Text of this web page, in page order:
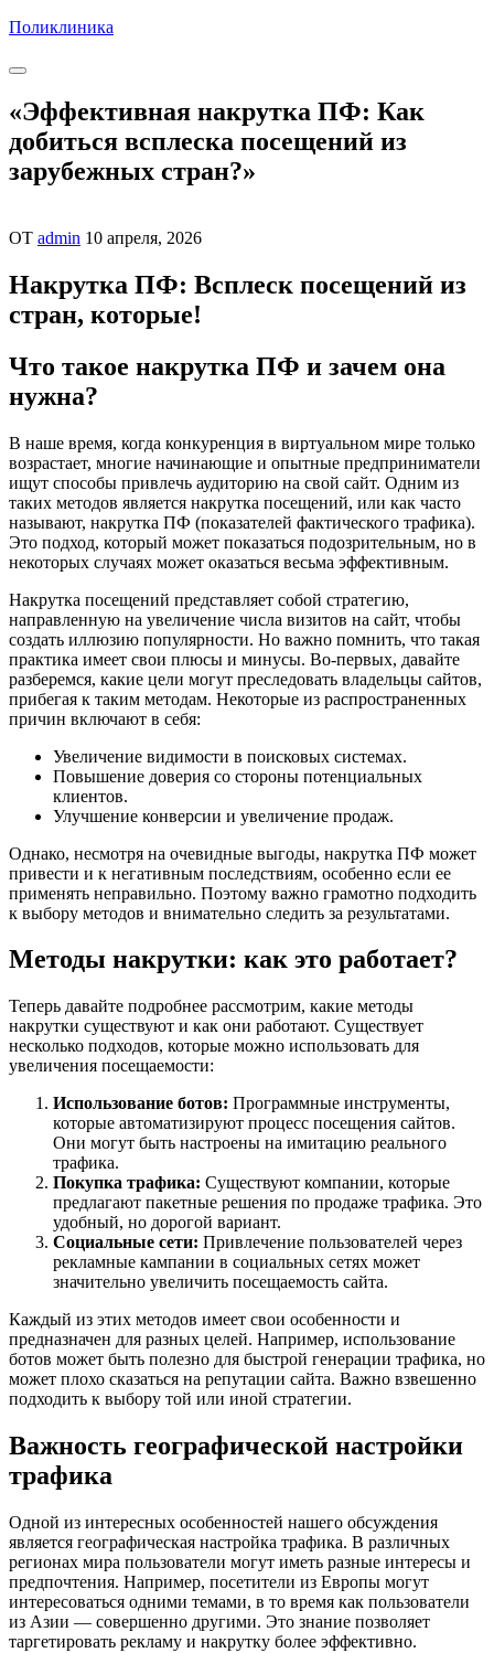
Перейти
содержимому
Поликлиника
«Эффективная накрутка ПФ: Как
добиться всплеска посещений из
зарубежных стран?»
ОТ admin 10 апреля, 2026
Накрутка ПФ: Всплеск посещений из
стран, которые!
Что такое накрутка ПФ и зачем она
нужна?
В наше время, когда конкуренция в виртуальном мире только
возрастает, многие начинающие и опытные предприниматели
ищут способы привлечь аудиторию на свой сайт. Одним из
таких методов является накрутка посещений, или как часто
называют, накрутка ПФ (показателей фактического трафика).
Это подход, который может показаться подозрительным, но в
некоторых случаях может оказаться весьма эффективным.
Накрутка посещений представляет собой стратегию,
направленную на увеличение числа визитов на сайт, чтобы
создать иллюзию популярности. Но важно помнить, что такая
практика имеет свои плюсы и минусы. Во-первых, давайте
разберемся, какие цели могут преследовать владельцы сайтов,
прибегая к таким методам. Некоторые из распространенных
причин включают в себя:
Увеличение видимости в поисковых системах.
Повышение доверия со стороны потенциальных
клиентов.
Улучшение конверсии и увеличение продаж.
Однако, несмотря на очевидные выгоды, накрутка ПФ может
привести и к негативным последствиям, особенно если ее
применять неправильно. Поэтому важно грамотно подходить
к выбору методов и внимательно следить за результатами.
Методы накрутки: как это работает?
Теперь давайте подробнее рассмотрим, какие методы
накрутки существуют и как они работают. Существует
несколько подходов, которые можно использовать для
увеличения посещаемости:
Использование ботов: Программные инструменты,
которые автоматизируют процесс посещения сайтов.
Они могут быть настроены на имитацию реального
трафика.
Покупка трафика: Существуют компании, которые
предлагают пакетные решения по продаже трафика. Это
удобный, но дорогой вариант.
Социальные сети: Привлечение пользователей через
рекламные кампании в социальных сетях может
значительно увеличить посещаемость сайта.
Каждый из этих методов имеет свои особенности и
предназначен для разных целей. Например, использование
ботов может быть полезно для быстрой генерации трафика, но
может плохо сказаться на репутации сайта. Важно взвешенно
подходить к выбору той или иной стратегии.
Важность географической настройки
трафика
Одной из интересных особенностей нашего обсуждения
является географическая настройка трафика. В различных
регионах мира пользователи могут иметь разные интересы и
предпочтения. Например, посетители из Европы могут
интересоваться одними темами, в то время как пользователи
из Азии — совершенно другими. Это знание позволяет
таргетировать рекламу и накрутку более эффективно.